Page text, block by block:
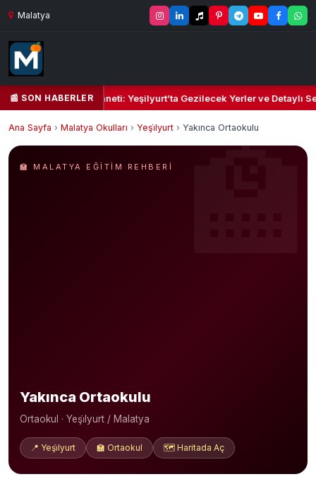
Malatya
📰 SON HABERLER
Kalbi ve Kültür Cenneti: Yeşilyurt’ta Gezilecek Yerler ve Detaylı
Ana Sayfa › Malatya Okulları › Yeşi̇lyurt › Yakınca Ortaokulu
🏫 MALATYA EĞITIM REHBERI
Yakınca Ortaokulu
Ortaokul · Yeşi̇lyurt / Malatya
📍 Yeşi̇lyurt 🏫 Ortaokul 🗺️ Haritada Aç